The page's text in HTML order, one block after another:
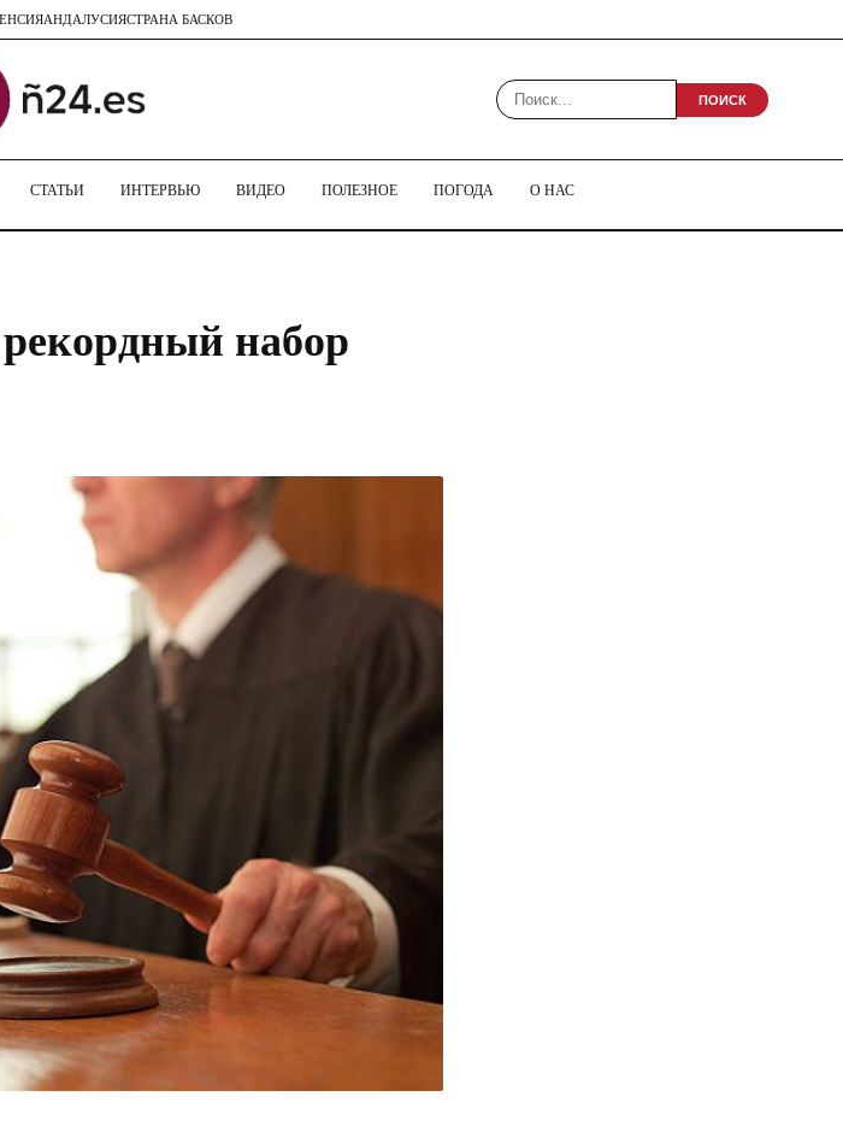
АНДАЛУСИЯСТРАНА БАСКОВ
ПОИСК
СТАТЬИ ИНТЕРВЬЮ ВИДЕО ПОЛЕЗНОЕ ПОГОДА О НАС
набор